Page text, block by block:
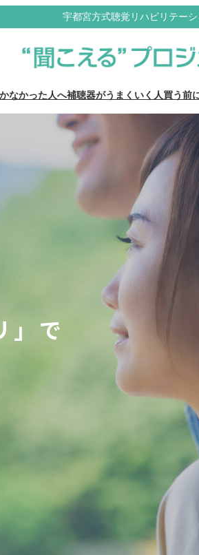
宇都宮方式聴覚リハビリテー
なかった人へ補聴器がうまくいく人買う前
」で
」で
」で
」で
」で
」で
」で
」で
」で